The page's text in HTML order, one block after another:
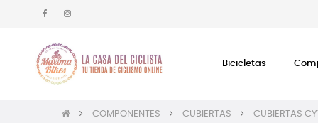
Bicicletas
COMPONENTES CUBIERTAS CUBIERTAS